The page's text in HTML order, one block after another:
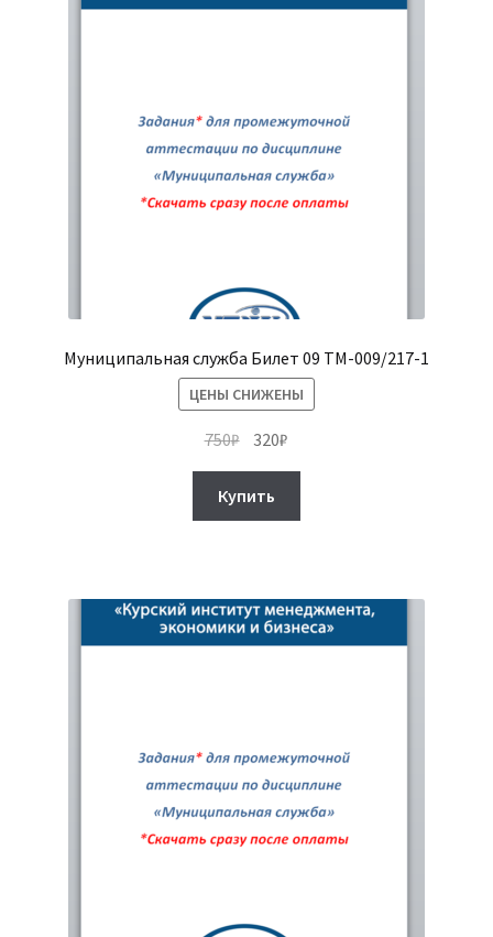
Муниципальная служба Билет 09 ТМ-009/217-1
ЦЕНЫ СНИЖЕНЫ
750₽ Первоначальная
составляла
750₽.
320₽
Купить